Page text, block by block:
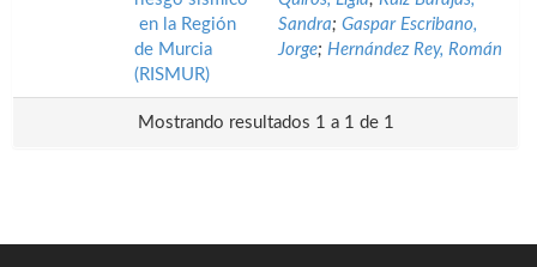
en la Región
de Murcia
(RISMUR)
Sandra; Gaspar Escribano,
Jorge; Hernández Rey, Román
Mostrando resultados 1 a 1 de 1